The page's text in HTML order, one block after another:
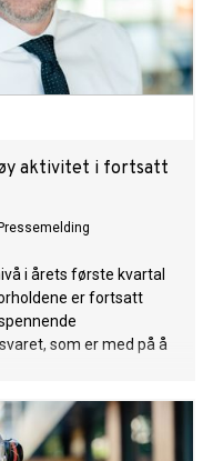
aktivitet i fortsatt
Pressemelding
i årets første kvartal
er fortsatt
som er med på å